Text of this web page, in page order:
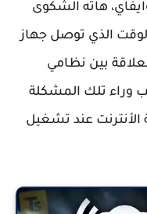
هاته الشكوى
الذي توصل جهاز
بين نظامي
وراء تلك المشكلة
عند تشغيل